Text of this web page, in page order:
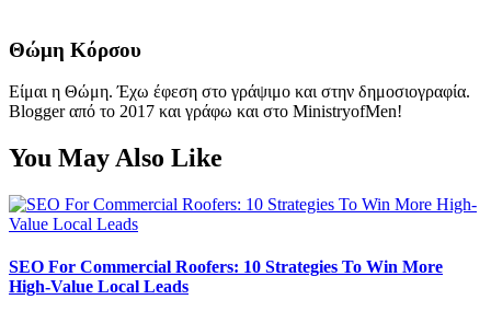
Θώμη Κόρσου
Είμαι η Θώμη. Έχω έφεση στο γράψιμο και στην δημοσιογραφία.
Blogger από το 2017 και γράφω και στο MinistryofMen!
You May Also Like
SEO For Commercial Roofers: 10 Strategies To Win More
High-Value Local Leads